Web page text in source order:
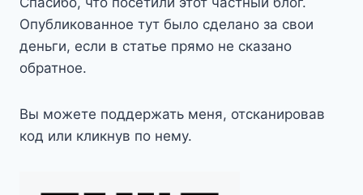
Опубликованное тут было сделано за свои
деньги, если в статье прямо не сказано
обратное.
Вы можете поддержать меня, отсканировав
код или кликнув по нему.